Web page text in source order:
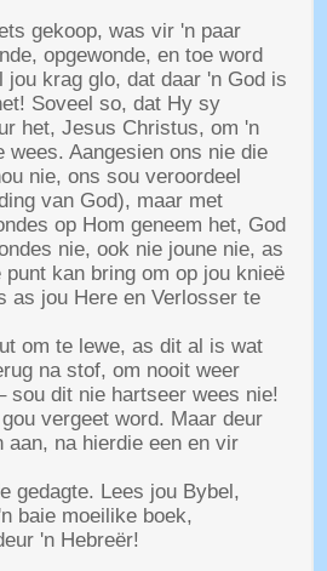
gekoop, was vir 'n paar
opgewonde, en toe word
jou krag glo, dat daar 'n God is
Soveel so, dat Hy sy
het, Jesus Christus, om 'n
wees. Aangesien ons nie die
nie, ons sou veroordeel
van God), maar met
op Hom geneem het, God
nie, ook nie joune nie, as
kan bring om op jou knieë
as jou Here en Verlosser te
om te lewe, as dit al is wat
na stof, om nooit weer
sou dit nie hartseer wees nie!
vergeet word. Maar deur
aan, na hierdie een en vir
gedagte. Lees jou Bybel,
baie moeilike boek,
'n Hebreër!